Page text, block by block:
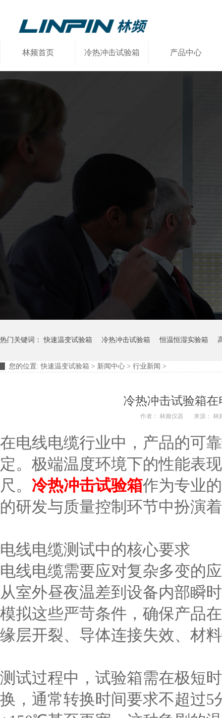
林频首页 冷热冲击试验箱 产品中心
热门关键词：快速温变试验箱 冷热冲击试验箱 恒温恒湿实验箱
您的位置:快速温变试验箱 > 新闻中心 > 行业新闻 >
冷热冲击试验箱
作者： 林频仪器 来源： 林
在电线电缆行业中，产品的可
定。极端温度环境下的性能表
尺。 冷热冲击试验箱作为专业
的研发与质量控制环节中扮演
电线电缆测试中的核心要求
电线电缆需要应对复杂多变的
从室外昼夜温差到设备内部瞬
模拟这些严苛条件，确保产品
缘层开裂、导体连接失效、材
测试过程中，试验箱需在极短
换，通常转换时间要求不超过